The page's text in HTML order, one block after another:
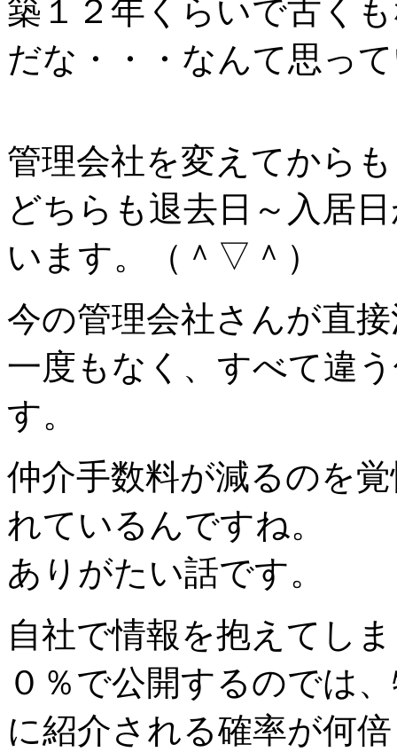
築１２年くらいで古く
だな・・・なんて思っ
管理会社を変えてから
どちらも退去日～入居
います。（＾▽＾）
今の管理会社さんが直
一度もなく、すべて違
す。
仲介手数料が減るのを
れているんですね。
ありがたい話です。
自社で情報を抱えてし
０％で公開するのでは
に紹介される確率が何